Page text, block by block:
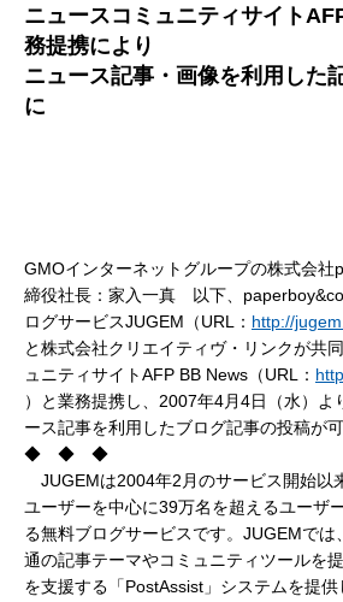
ニュースコミュニティサイト
務提携により
ニュース記事・画像を利用した
に
GMOインターネットグループの株式会社
締役社長：家入一真 以下、
ログサービスJUGEM（URL： http://
と株式会社クリエイティヴ・リンクが共
ュニティサイトAFP BB News（URL：
）と業務提携し、2007年4月4日（水）よ
ース記事を利用したブログ記事の投稿が
◆ ◆ ◆
JUGEMは2004年2月のサービス開始以
ユーザーを中心に39万名を超えるユーザ
る無料ブログサービスです。JUGEMで
通の記事テーマやコミュニティツールを
を支援する「PostAssist」システムを提